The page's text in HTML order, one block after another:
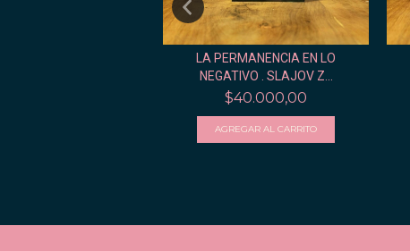
LA PERMANENCIA EN LO
NEGATIVO . SLAJOV Z...
$40.000,00